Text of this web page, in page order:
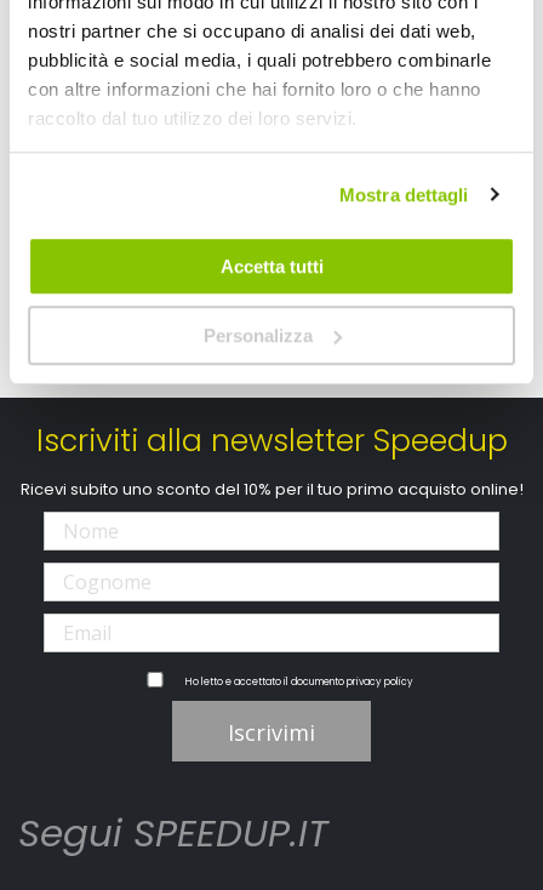
nostri partner che si occupano di analisi dei dati web,
pubblicità e social media, i quali potrebbero combinarle
con altre informazioni che hai fornito loro o che hanno
raccolto dal tuo utilizzo dei loro servizi.
Mostra dettagli
Accetta tutti
Personalizza
Schienale ventilato Fresco Lino - LAMPA
LAMPA
Prezzo
35,20 € -12%
Schienale ventilato
SVAR LATTNAD
42,10 €
CONSEGNA IN 48H
Iscriviti alla newsletter Speedup
Ricevi subito uno sconto del 10% per il tuo primo acquisto online!
Ho letto e accettato il documentoprivacy policy
Iscrivimi
Segui SPEEDUP.IT